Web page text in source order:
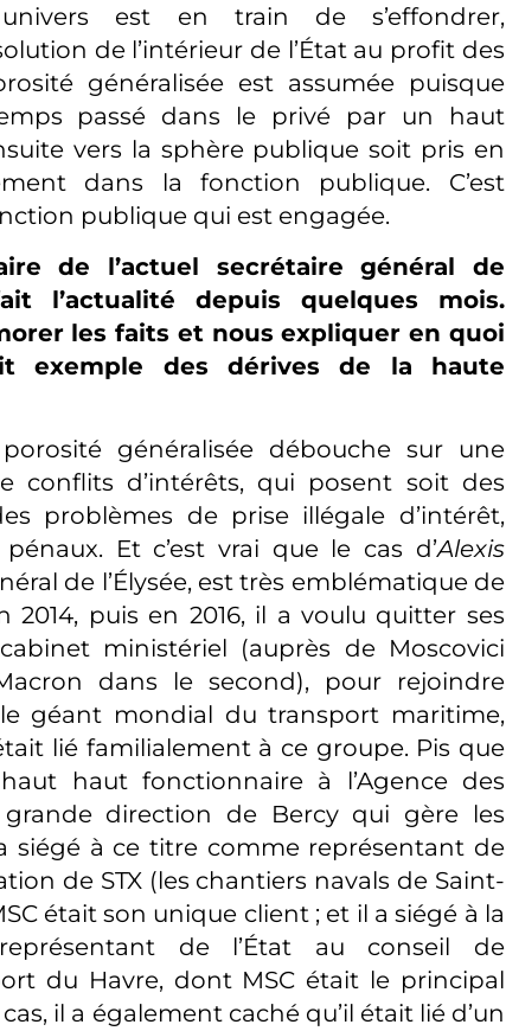
est en train de s’effondrer,
de l’intérieur de l’État au profit des
généralisée est assumée puisque
passé dans le privé par un haut
vers la sphère publique soit pris en
dans la fonction publique. C’est
publique qui est engagée.
de l’actuel secrétaire général de
l’actualité depuis quelques mois.
les faits et nous expliquer en quoi
exemple des dérives de la haute
généralisée débouche sur une
conflits d’intérêts, qui posent soit des
problèmes de prise illégale d’intérêt,
Et c’est vrai que le cas d’Alexis
de l’Élysée, est très emblématique de
2014, puis en 2016, il a voulu quitter ses
ministériel (auprès de Moscovici
dans le second), pour rejoindre
géant mondial du transport maritime,
lié familialement à ce groupe. Pis que
haut fonctionnaire à l’Agence des
direction de Bercy qui gère les
siégé à ce titre comme représentant de
de STX (les chantiers navals de Saint-
était son unique client ; et il a siégé à la
de l’État au conseil de
du Havre, dont MSC était le principal
il a également caché qu’il était lié d’un